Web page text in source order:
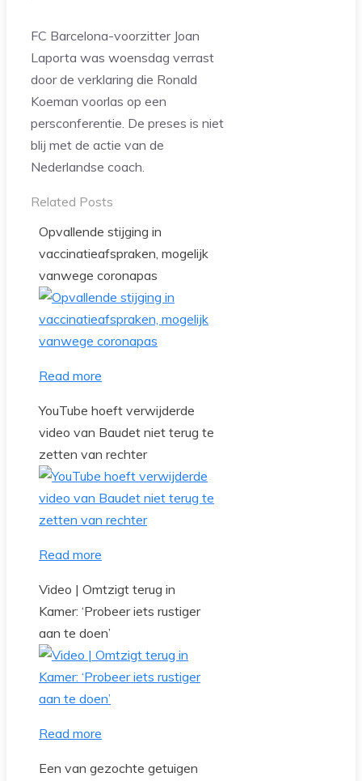
FC Barcelona-voorzitter Joan
Laporta was woensdag verrast
door de verklaring die Ronald
Koeman voorlas op een
persconferentie. De preses is niet
blij met de actie van de
Nederlandse coach.
Related Posts
Opvallende stijging in
vaccinatieafspraken, mogelijk
vanwege coronapas
Read more
YouTube hoeft verwijderde
video van Baudet niet terug te
zetten van rechter
Read more
Video | Omtzigt terug in
Kamer: ‘Probeer iets rustiger
aan te doen’
Read more
Een van gezochte getuigen